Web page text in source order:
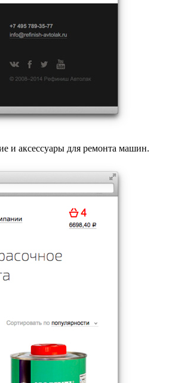
и аксессуары для ремонта машин.